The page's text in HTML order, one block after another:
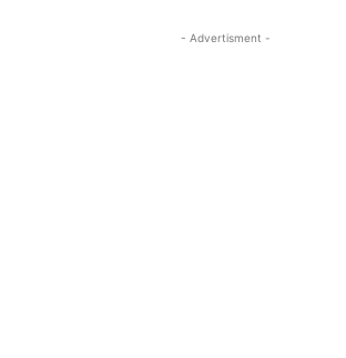
- Advertisment -